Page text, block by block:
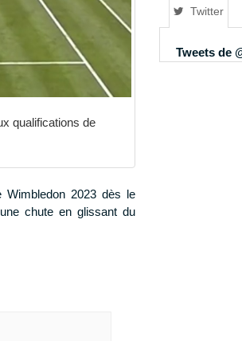
qualifications de
Wimbledon 2023 dès le
chute en glissant du
Twitter
Tweets de